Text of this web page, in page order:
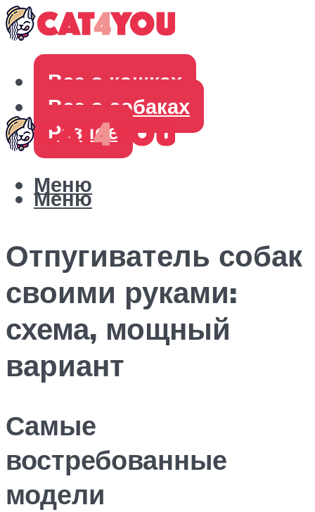
Все о кошках
Все о собаках
Разное
Меню
Меню
Отпугиватель собак
своими руками:
схема, мощный
вариант
Самые
востребованные
модели